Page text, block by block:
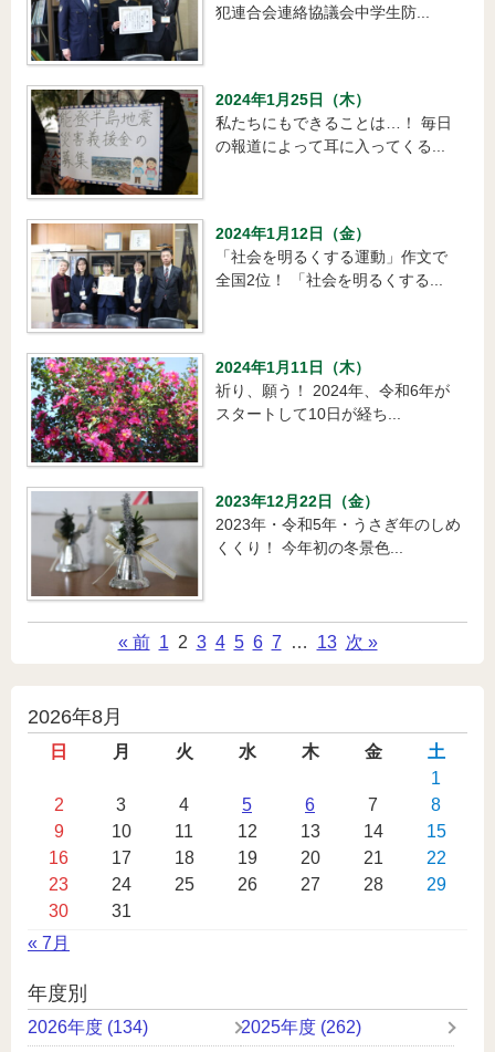
犯連合会連絡協議会中学生防...
2024年1月25日（木）
私たちにもできることは…！ 毎日
の報道によって耳に入ってくる...
2024年1月12日（金）
「社会を明るくする運動」作文で
全国2位！ 「社会を明るくする...
2024年1月11日（木）
祈り、願う！ 2024年、令和6年が
スタートして10日が経ち...
2023年12月22日（金）
2023年・令和5年・うさぎ年のしめ
くくり！ 今年初の冬景色...
« 前 1 2 3 4 5 6 7 … 13 次 »
投
2026年8月
日 月 火 水 木 金
土
1
2
3 4 5 6 7
8
9
10 11 12 13 14
15
16
17 18 19 20 21
22
23
24 25 26 27 28
29
30
31
« 7月
年度別
2026年度 (134)
2025年度 (262)